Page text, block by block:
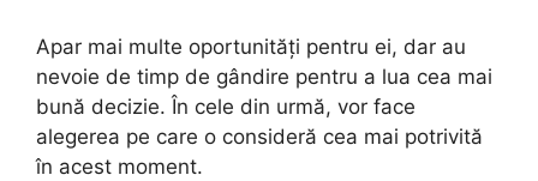
Apar mai multe oportunități pentru ei, dar au
nevoie de timp de gândire pentru a lua cea mai
bună decizie. În cele din urmă, vor face
alegerea pe care o consideră cea mai potrivită
în acest moment.